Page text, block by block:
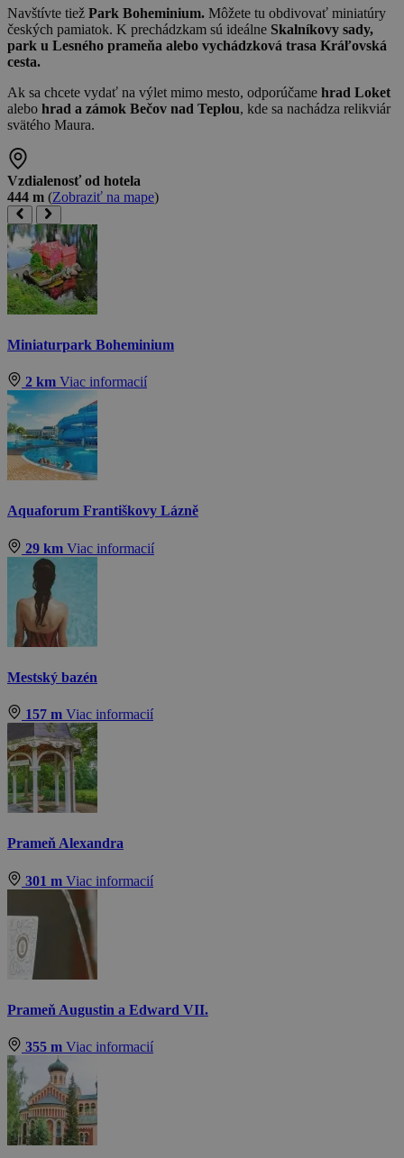
Navštívte tiež Park Boheminium. Môžete tu obdivovať miniatúry
českých pamiatok. K prechádzkam sú ideálne Skalníkovy sady,
park u Lesného prameňa alebo vychádzková trasa Kráľovská
cesta.
Ak sa chcete vydať na výlet mimo mesto, odporúčame hrad Loket
alebo hrad a zámok Bečov nad Teplou, kde sa nachádza relikviár
svätého Maura.
Vzdialenosť od hotela
444 m (Zobraziť na mape)
Miniaturpark Boheminium
2 km Viac informacií
Aquaforum Františkovy Lázně
29 km Viac informacií
Mestský bazén
157 m Viac informacií
Prameň Alexandra
301 m Viac informacií
Prameň Augustin a Edward VII.
355 m Viac informacií